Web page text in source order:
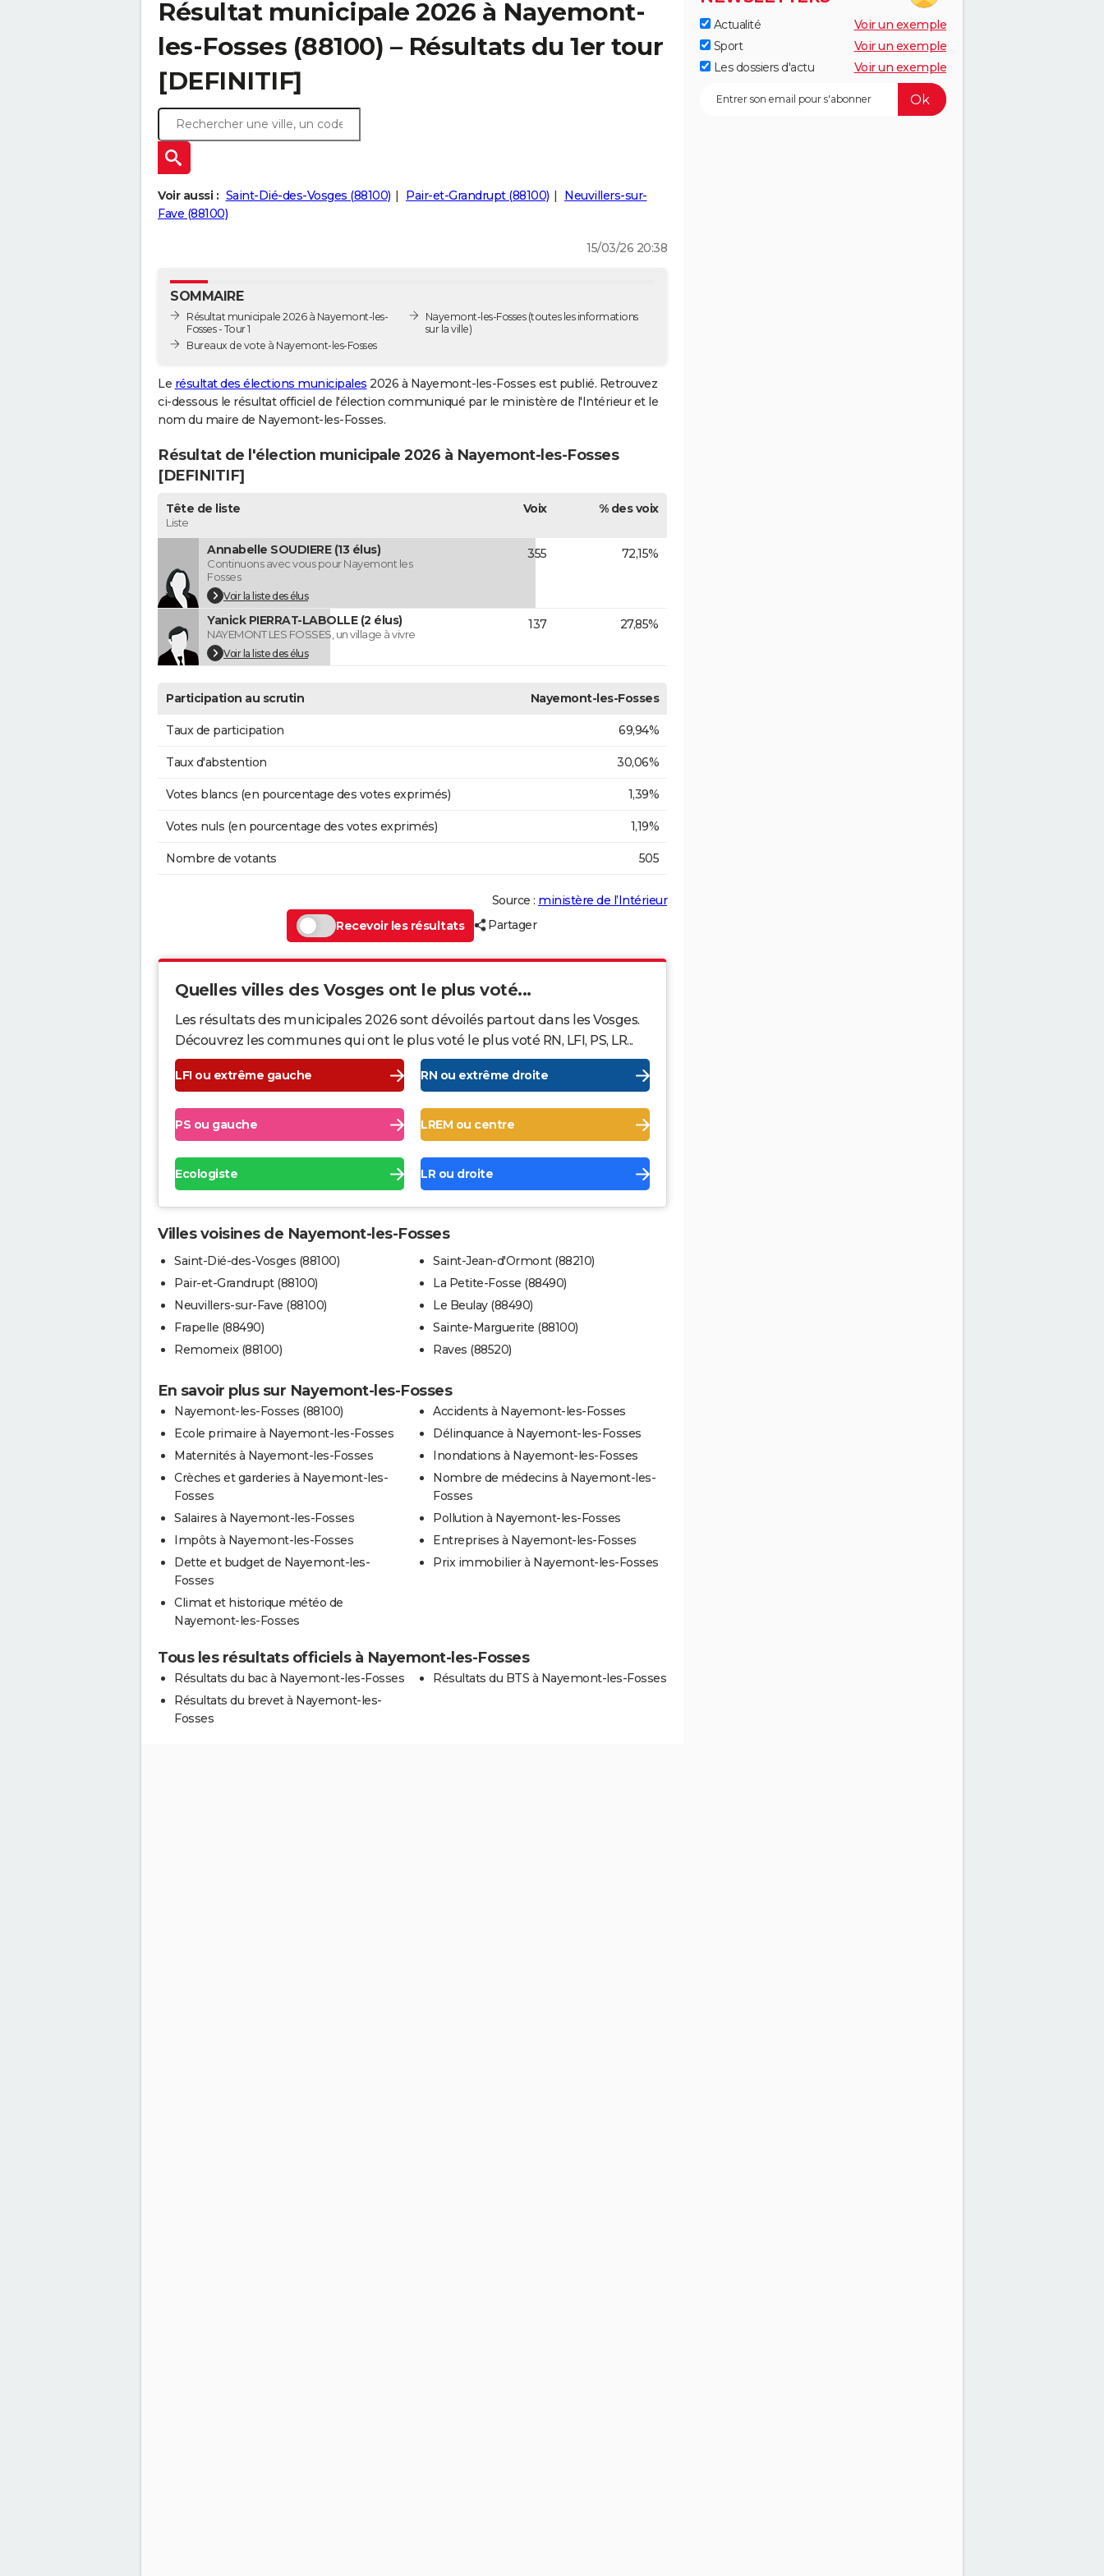
Résultat municipale 2026 à Nayemont-
les-Fosses (88100) – Résultats du 1er tour
[DEFINITIF]
Voir aussi : Saint-Dié-des-Vosges (88100) Pair-et-Grandrupt (88100)
Neuvillers-sur-
Fave (88100)
15/03/26 20:38
SOMMAIRE
Résultat municipale 2026 à Nayemont-les-
Fosses - Tour 1
Bureaux de vote à Nayemont-les-Fosses
Nayemont-les-Fosses(toutes les informations
sur la ville)
Le résultat des élections municipales 2026 à Nayemont-les-Fosses est publié. Retrouvez
ci-dessous le résultat officiel de l'élection communiqué par le ministère de l'Intérieur et le
nom du maire de Nayemont-les-Fosses.
Résultat de l'élection municipale 2026 à Nayemont-les-Fosses
[DEFINITIF]
Tête de liste
Liste
Voix % des voix
Annabelle SOUDIERE (13 élus)
Continuons avec vous pour Nayemont les
Fosses
Voir la liste des élus
355 72,15%
Yanick PIERRAT-LABOLLE (2 élus)
NAYEMONT LES FOSSES, un village à vivre
Voir la liste des élus
137 27,85%
Participation au scrutin Nayemont-les-Fosses
Taux de participation 69,94%
Taux d'abstention 30,06%
Votes blancs (en pourcentage des votes exprimés) 1,39%
Votes nuls (en pourcentage des votes exprimés) 1,19%
Nombre de votants 505
Source : ministère de l’Intérieur
Recevoir les résultats
Partager
Quelles villes des Vosges ont le plus voté...
Les résultats des municipales 2026 sont dévoilés partout dans les Vosges.
Découvrez les communes qui ont le plus voté le plus voté RN, LFI, PS, LR...
LFI ou extrême gauche RN ou extrême droite
PS ou gauche LREM ou centre
Ecologiste LR ou droite
Villes voisines de Nayemont-les-Fosses
Saint-Dié-des-Vosges (88100)
Pair-et-Grandrupt (88100)
Neuvillers-sur-Fave (88100)
Frapelle (88490)
Remomeix (88100)
Saint-Jean-d'Ormont (88210)
La Petite-Fosse (88490)
Le Beulay (88490)
Sainte-Marguerite (88100)
Raves (88520)
En savoir plus sur Nayemont-les-Fosses
Nayemont-les-Fosses (88100)
Ecole primaire à Nayemont-les-Fosses
Maternités à Nayemont-les-Fosses
Crèches et garderies à Nayemont-les-
Fosses
Salaires à Nayemont-les-Fosses
Impôts à Nayemont-les-Fosses
Dette et budget de Nayemont-les-
Fosses
Climat et historique météo de
Nayemont-les-Fosses
Accidents à Nayemont-les-Fosses
Délinquance à Nayemont-les-Fosses
Inondations à Nayemont-les-Fosses
Nombre de médecins à Nayemont-les-
Fosses
Pollution à Nayemont-les-Fosses
Entreprises à Nayemont-les-Fosses
Prix immobilier à Nayemont-les-Fosses
Tous les résultats officiels à Nayemont-les-Fosses
Résultats du bac à Nayemont-les-Fosses
Résultats du brevet à Nayemont-les-
Fosses
Résultats du BTS à Nayemont-les-Fosses
Actualité
Voir un exemple
Sport
Voir un exemple
Les dossiers d'actu
Voir un exemple